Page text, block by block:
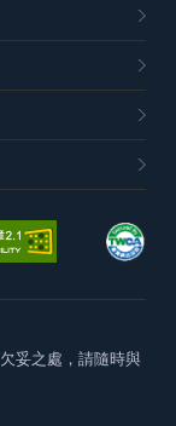
妥之處，請隨時與